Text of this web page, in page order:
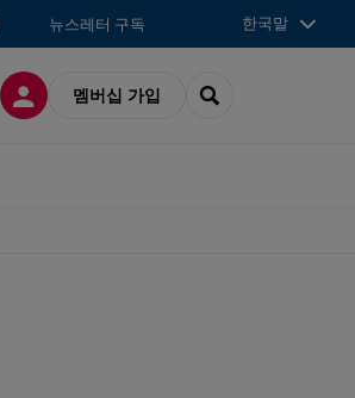
뉴스레터 구독 한국말
접속 멤버십 가입 SEARCH